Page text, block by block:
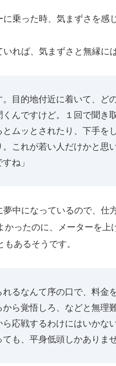
乗った時、気まずさを感
れば、気まずさと無縁に
。目的地付近に着いて、ど
んですけど。１回で聞き
ムッとされたり、下手を
これが若い人だけかと思
ね」
中になっているので、仕
ったのに、メーターを上
あるそうです。
れるなんて序の口で、料金
ら覚悟しろ、などと無理
応戦するわけにはいかな
も、平身低頭しかありませ